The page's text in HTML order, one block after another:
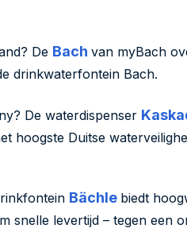
De Bach van myBach
drinkwaterfontein Bach.
De waterdispenser
Duitse
Bächle biedt
snelle levertijd – tegen een